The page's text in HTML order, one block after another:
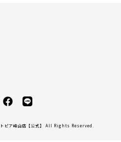
ピア峰山店【公式】 All Rights Reserved.